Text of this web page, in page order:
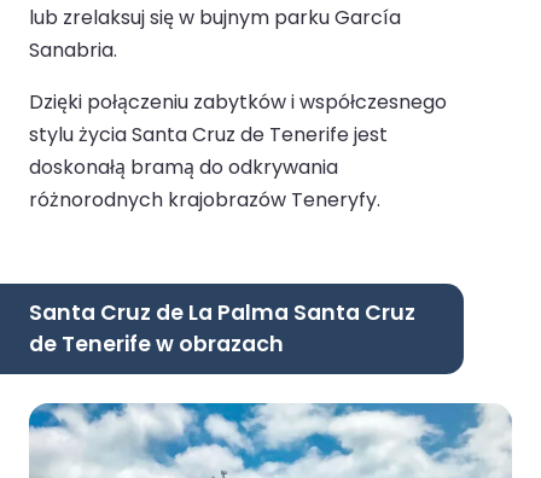
lub zrelaksuj się w bujnym parku García
Sanabria.
Dzięki połączeniu zabytków i współczesnego
stylu życia Santa Cruz de Tenerife jest
doskonałą bramą do odkrywania
różnorodnych krajobrazów Teneryfy.
Santa Cruz de La Palma Santa Cruz
de Tenerife w obrazach